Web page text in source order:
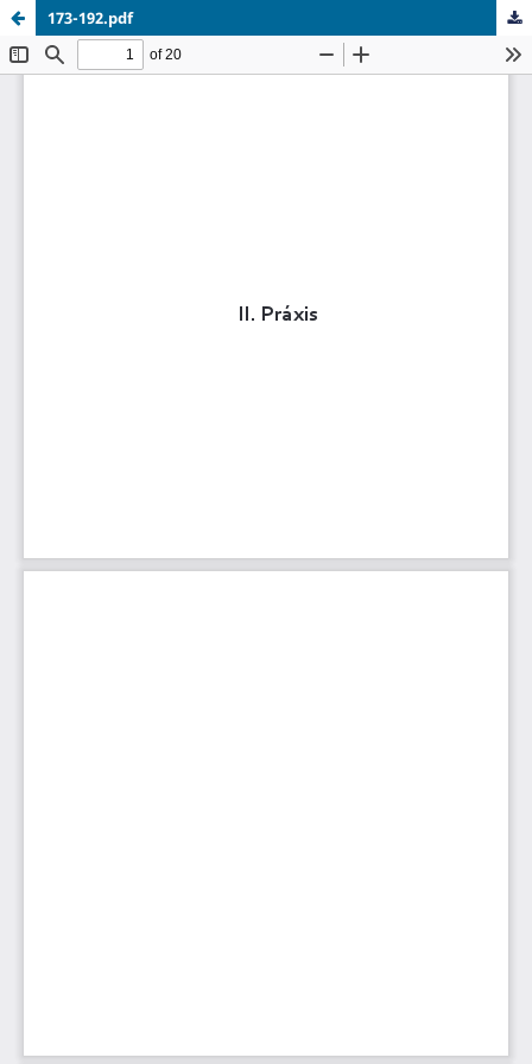
173-192.pdf